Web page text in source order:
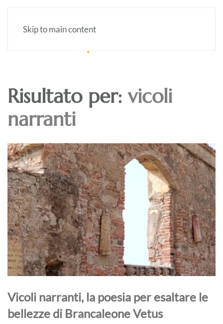
Skip to main content
Risultato per:vicoli
narranti
Vicoli narranti, la poesia per esaltare le
bellezze di Brancaleone Vetus